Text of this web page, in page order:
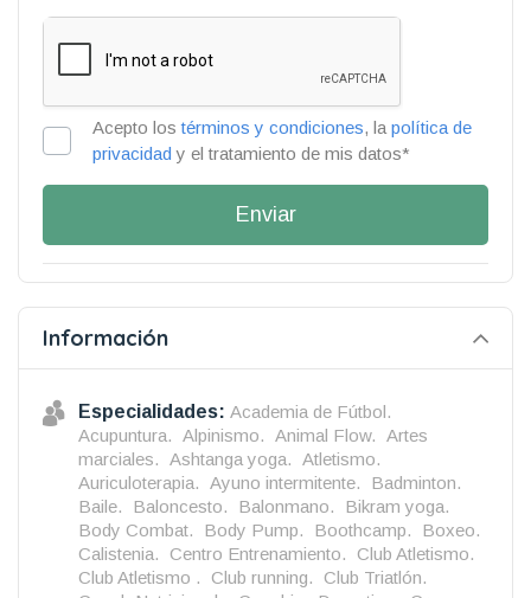
Acepto lostérminos y condiciones, la política de
privacidad y el tratamiento de mis datos*
Enviar
Información
Especialidades: Academia de Fútbol.
Acupuntura. Alpinismo. Animal Flow. Artes
marciales. Ashtanga yoga. Atletismo.
Auriculoterapia. Ayuno intermitente.
Badminton.
Baile.
Baloncesto. Balonmano.
Bikram yoga.
Body Combat.
Body Pump. Boothcamp.
Boxeo.
Calistenia.
Centro Entrenamiento.
Club Atletismo.
Club Atletismo .
Club running.
Club Triatlón.